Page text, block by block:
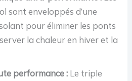
sont enveloppés d’une
pour éliminer les ponts
la chaleur en hiver et la
performance : Le triple